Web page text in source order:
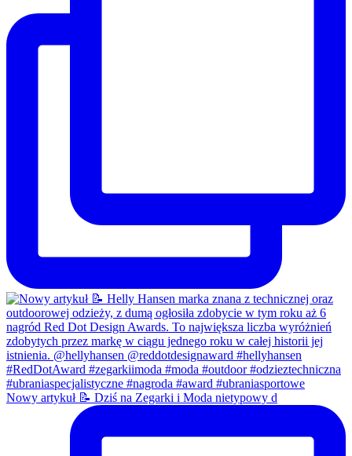
Nowy artykuł 📝 Dziś na Zegarki i Moda nietypowy d